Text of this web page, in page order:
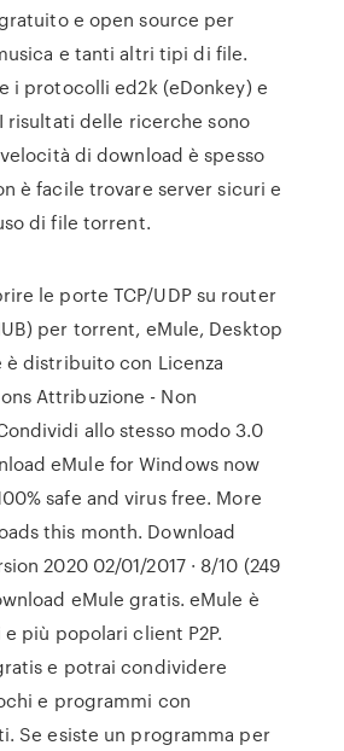
e open source per
e tanti altri tipi di file.
i protocolli ed2k (eDonkey) e
risultati delle ricerche sono
di download è spesso
è facile trovare server sicuri e
di file torrent.
le porte TCP/UDP su router
per torrent, eMule, Desktop
è distribuito con Licenza
Attribuzione - Non
allo stesso modo 3.0
eMule for Windows now
safe and virus free. More
this month. Download
2020 02/01/2017 · 8/10 (249
eMule gratis. eMule è
più popolari client P2P.
e potrai condividere
e programmi con
Se esiste un programma per